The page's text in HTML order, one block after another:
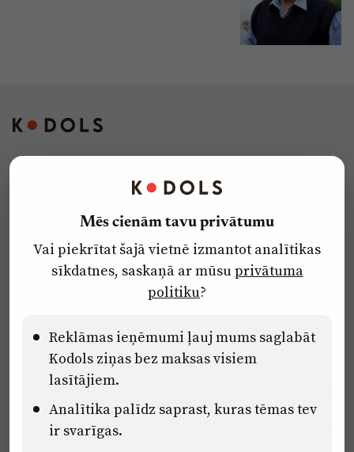
Privātuma politika
Ētikas kodekss
Pārredzamības paziņojumi
Eiropas Savienības Atveseļošanas un noturības mehānisma plāna
2.2. reformu un investīciju virziena “Uzņēmumu digitālā
transformācija un inovācijas” 2.2.1.5.i. investīcijas “Mediju nozares
uzņēmumu digitālās transformācijas veicināšana” pasākuma
Mēs cienām tavu privātumu
Vai piekrītat šajā vietnē izmantot analītikas
sīkdatnes, saskaņā ar mūsuprivātuma
politiku?
Reklāmas ieņēmumi ļauj mums saglabāt
Kodols ziņas bez maksas visiem
lasītājiem.
Analītika palīdz saprast, kuras tēmas tev
ir svarīgas.